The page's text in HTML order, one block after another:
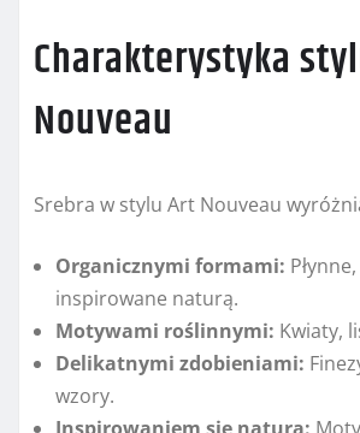
Charakterystyka
Nouveau
Srebra w stylu Art Nouveau
Organicznymi formami:
inspirowane naturą.
Motywami roślinnymi: Kwiaty,
Delikatnymi zdobieniami:
wzory.